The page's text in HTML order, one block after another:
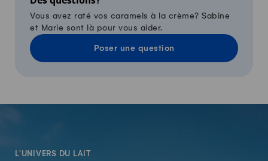
Vous avez raté vos caramels à la crème? Sabine
et Marie sont là pour vous aider.
Poser une question
L'UNIVERS DU LAIT